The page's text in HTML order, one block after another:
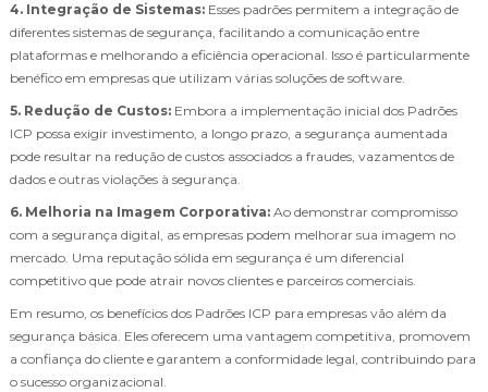
4. Integração de Sistemas: Esses padrões permitem a integração de
diferentes sistemas de segurança, facilitando a comunicação entre
plataformas e melhorando a eficiência operacional. Isso é particularmente
benéfico em empresas que utilizam várias soluções de software.
5. Redução de Custos: Embora a implementação inicial dos Padrões
ICP possa exigir investimento, a longo prazo, a segurança aumentada
pode resultar na redução de custos associados a fraudes, vazamentos de
dados e outras violações à segurança.
6. Melhoria na Imagem Corporativa: Ao demonstrar compromisso
com a segurança digital, as empresas podem melhorar sua imagem no
mercado. Uma reputação sólida em segurança é um diferencial
competitivo que pode atrair novos clientes e parceiros comerciais.
Em resumo, os benefícios dos Padrões ICP para empresas vão além da
segurança básica. Eles oferecem uma vantagem competitiva, promovem
a confiança do cliente e garantem a conformidade legal, contribuindo para
o sucesso organizacional.